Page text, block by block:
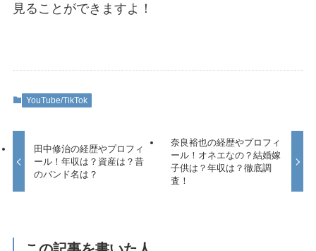
見ることができますよ！
YouTube/TikTok
田中修治の経歴やプロフィ
ール！年収は？資産は？昔
のバンド名は？
奈良裕也の経歴やプロフィ
ール！オネエなの？結婚嫁
子供は？年収は？徹底調
査！